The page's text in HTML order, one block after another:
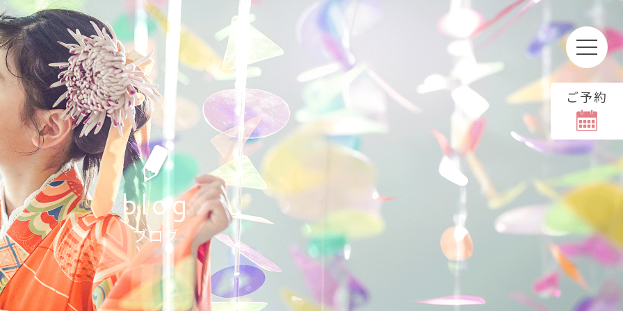
ご予約
の撮影もしくはお着付けやヘアセットをキャンセルされる場合、
キャンセル料をいただいております。
撮影日の1週間前〜前日
11,000円(税込)
当日
36,000円(税込)
blog
ブログ